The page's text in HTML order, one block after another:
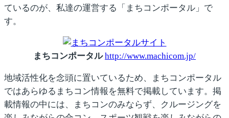
ているのが、私達の運営する「まちコンポータル」で
す。
まちコンポータル http://www.machicom.jp/
地域活性化を念頭に置いているため、まちコンポータル
ではあらゆるまちコン情報を無料で掲載しています。掲
載情報の中には、まちコンのみならず、クルージングを